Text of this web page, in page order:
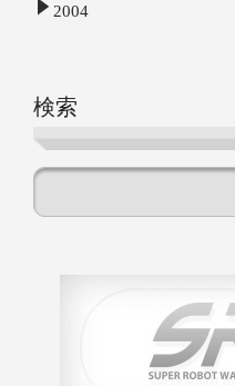
2004
検索